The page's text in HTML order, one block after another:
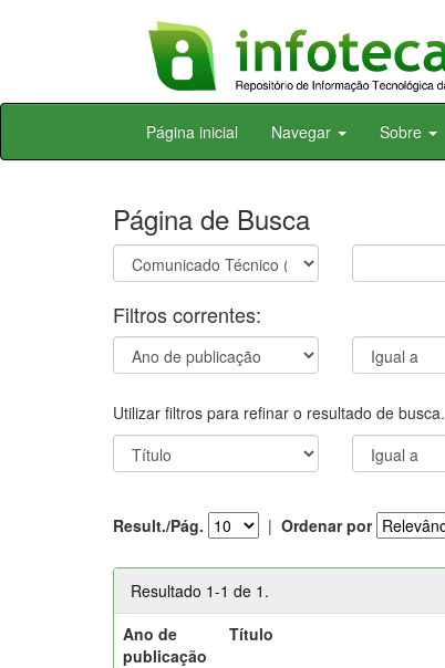
Skip
Página inicial Navegar Sobre
Página de Busca
Filtros correntes:
Utilizar filtros para refinar o resultado de busca.
Result./Pág. | Ordenar por
Resultado 1-1 de 1.
Ano de
publicação
Título